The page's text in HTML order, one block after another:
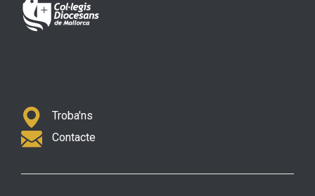
Troba'ns
Contacte